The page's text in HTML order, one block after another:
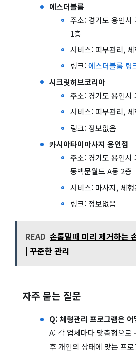
에스더블룸
주소: 경기도 용인시
1층
서비스: 피부관리, 체
링크: 에스더블룸 링
시크릿허브코리아
주소: 경기도 용인시
서비스: 피부관리, 체
링크: 정보없음
카시아타이마사지 용인점
주소: 경기도 용인시
동백문월드 A동 2층
서비스: 마사지, 체형
링크: 정보없음
READ 손톱밑때 미리 제거하는
| 꾸준한 관리
자주 묻는 질문
Q: 체형관리 프로그램은
A: 각 업체마다 맞춤형으로
후 개인의 상태에 맞는 프